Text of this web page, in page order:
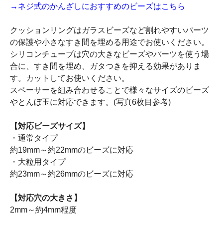
→ネジ式のかんざしにおすすめのビーズはこちら
クッションリングはガラスビーズなど割れやすいパーツ
の保護や小さなすき間を埋める用途でお使いください。
シリコンチューブは穴の大きなビーズやパーツを使う場
合に、すき間を埋め、ガタつきを抑える効果がありま
す。カットしてお使いください。
スペーサーを組み合わせることで様々なサイズのビーズ
やとんぼ玉に対応できます。(写真6枚目参考)
【対応ビーズサイズ】
・通常タイプ
約19mm～約22mmのビーズに対応
・大粒用タイプ
約23mm～約26mmのビーズに対応
【対応穴の大きさ】
2mm～約4mm程度